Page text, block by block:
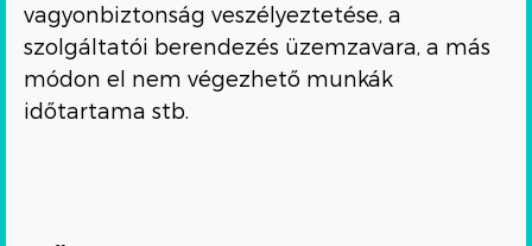
vagyonbiztonság veszélyeztetése, a
szolgáltatói berendezés üzemzavara, a más
módon el nem végezhető munkák
időtartama stb.